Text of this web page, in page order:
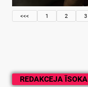
REDAKCEJA ĪSOKA
<<< 1 2 3